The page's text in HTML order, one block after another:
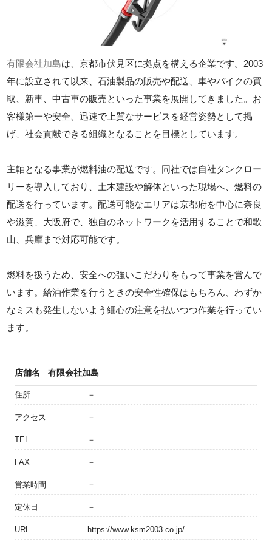
有限会社加島は、京都市伏見区に拠点を構える企業です。2003
年に設立されて以来、石油製品の販売や配送、車やバイクの買
取、新車、中古車の販売といった事業を展開してきました。お
客様第一や安全、迅速で上質なサービスを経営姿勢として掲
げ、社会貢献できる組織となることを目標としています。
主軸となる事業が燃料油の配送です。同社では自社タンクロー
リーを導入しており、土木建設や解体といった現場へ、燃料の
配送を行っています。配送可能なエリアは京都府を中心に奈良
や滋賀、大阪府で、独自のネットワークを活用することで和歌
山、兵庫まで対応可能です。
燃料を扱うため、安全への強いこだわりをもって事業を営んで
います。給油作業を行うときの安全性確保はもちろん、わずか
なミスも発生しないよう細心の注意を払いつつ作業を行ってい
ます。
店舗名 有限会社加島
住所 －
アクセス －
TEL －
FAX －
営業時間 －
定休日 －
URL https://www.ksm2003.co.jp/